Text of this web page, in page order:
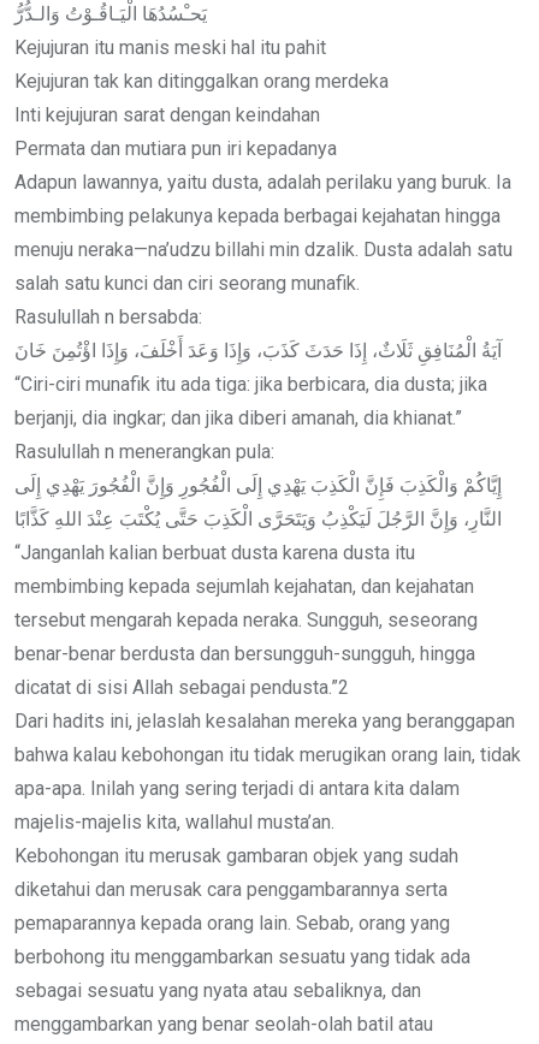
يَحـْسُدُهَا الْيَـاقُـوْتُ وَالـدُّرُّ
Kejujuran itu manis meski hal itu pahit
Kejujuran tak kan ditinggalkan orang merdeka
Inti kejujuran sarat dengan keindahan
Permata dan mutiara pun iri kepadanya
Adapun lawannya, yaitu dusta, adalah perilaku yang buruk. Ia
membimbing pelakunya kepada berbagai kejahatan hingga
menuju neraka—na’udzu billahi min dzalik. Dusta adalah satu
salah satu kunci dan ciri seorang munafik.
Rasulullah n bersabda:
آيَةُ الْمُنَافِقِ ثَلَاثٌ، إِذَا حَدَثَ كَذَبَ، وَإِذَا وَعَدَ أَخْلَفَ، وَإِذَا اؤْتُمِنَ خَانَ
“Ciri-ciri munafik itu ada tiga: jika berbicara, dia dusta; jika
berjanji, dia ingkar; dan jika diberi amanah, dia khianat.”
Rasulullah n menerangkan pula:
إِيَّاكُمْ وَالْكَذِبَ فَإِنَّ الْكَذِبَ يَهْدِي إِلَى الْفُجُورِ وَإِنَّ الْفُجُورَ يَهْدِي إِلَى
النَّارِ، وَإِنَّ الرَّجُلَ لَيَكْذِبُ وَيَتَحَرَّى الْكَذِبَ حَتَّى يُكْتَبَ عِنْدَ اللهِ كَذَّابًا
“Janganlah kalian berbuat dusta karena dusta itu
membimbing kepada sejumlah kejahatan, dan kejahatan
tersebut mengarah kepada neraka. Sungguh, seseorang
benar-benar berdusta dan bersungguh-sungguh, hingga
dicatat di sisi Allah sebagai pendusta.”2
Dari hadits ini, jelaslah kesalahan mereka yang beranggapan
bahwa kalau kebohongan itu tidak merugikan orang lain, tidak
apa-apa. Inilah yang sering terjadi di antara kita dalam
majelis-majelis kita, wallahul musta’an.
Kebohongan itu merusak gambaran objek yang sudah
diketahui dan merusak cara penggambarannya serta
pemaparannya kepada orang lain. Sebab, orang yang
berbohong itu menggambarkan sesuatu yang tidak ada
sebagai sesuatu yang nyata atau sebaliknya, dan
menggambarkan yang benar seolah-olah batil atau